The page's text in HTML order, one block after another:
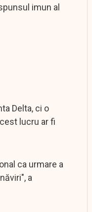
imun al
Delta, ci o
lucru ar fi
ca urmare a
a